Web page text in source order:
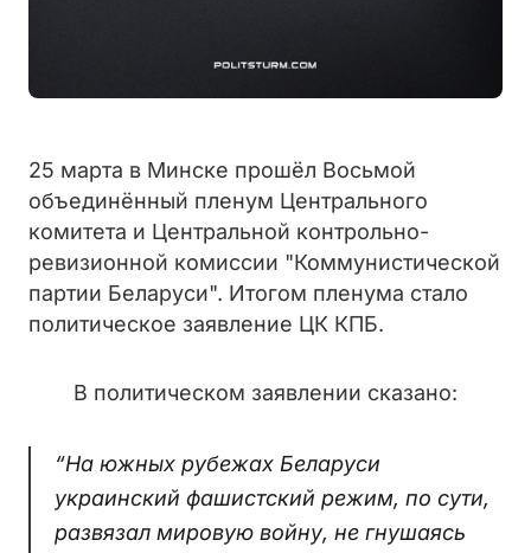
25 марта в Минске прошёл Восьмой
объединённый пленум Центрального
комитета и Центральной контрольно-
ревизионной комиссии "Коммунистической
партии Беларуси". Итогом пленума стало
политическое заявление ЦК КПБ.
В политическом заявлении сказано:
“На южных рубежах Беларуси
украинский фашистский режим, по сути,
развязал мировую войну, не гнушаясь